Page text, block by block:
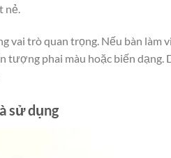
nẻ.
vai trò quan trọng. Nếu bàn
tượng phai màu hoặc biến dạng.
sử dụng